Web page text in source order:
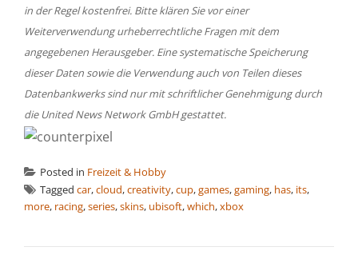
in der Regel kostenfrei. Bitte klären Sie vor einer
Weiterverwendung urheberrechtliche Fragen mit dem
angegebenen Herausgeber. Eine systematische Speicherung
dieser Daten sowie die Verwendung auch von Teilen dieses
Datenbankwerks sind nur mit schriftlicher Genehmigung durch
die United News Network GmbH gestattet.
Posted in Freizeit & Hobby
Tagged car,cloud,creativity,cup,games,gaming, has, its,
more, racing,series,skins, ubisoft,which,xbox